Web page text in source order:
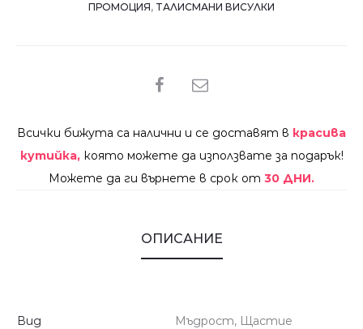
ПРОМОЦИЯ, ТАЛИСМАНИ ВИСУЛКИ
SHARE
Всички бижута са налични и се доставят в красива
кутийка, която можете да използвате за подарък!
Можете да ги върнете в срок от 30 ДНИ.
ОПИСАНИЕ
Вид Мъдрост, Щастие